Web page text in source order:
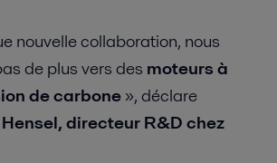
nouvelle collaboration, nous
de plus vers des moteurs à
de carbone», déclare
directeur R&D chez